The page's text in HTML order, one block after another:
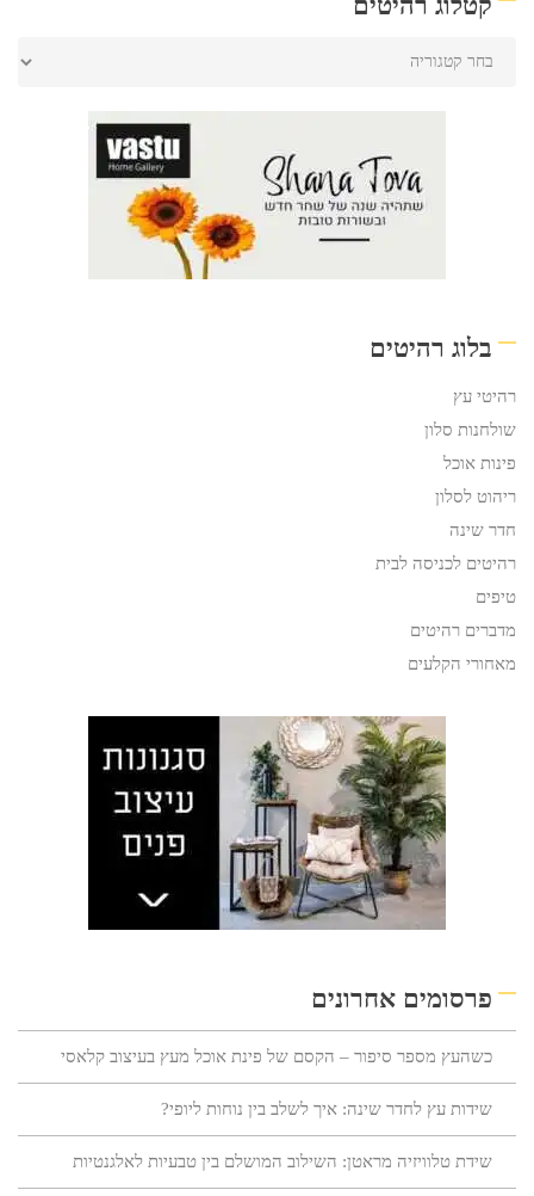
בלוג רהיטים
רהיטי עץ
שולחנות סלון
פינות אוכל
ריהוט לסלון
חדר שינה
רהיטים לכניסה לבית
טיפים
מדברים רהיטים
מאחורי הקלעים
פרסומים אחרונים
כשהעץ מספר סיפור – הקסם של פינת אוכל מעץ בעיצוב קלאסי
שידות עץ לחדר שינה: איך לשלב בין נוחות ליופי?
שידת טלוויזיה מראטן: השילוב המושלם בין טבעיות לאלגנטיות